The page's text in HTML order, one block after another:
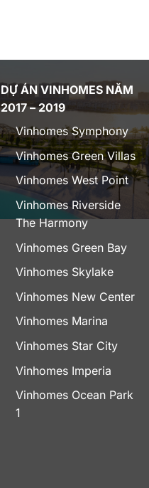
DỰ ÁN VINHOMES NĂM
2017 – 2019
Vinhomes Symphony
Vinhomes Green Villas
Vinhomes West Point
Vinhomes Riverside
The Harmony
Vinhomes Green Bay
Vinhomes Skylake
Vinhomes New Center
Vinhomes Marina
Vinhomes Star City
Vinhomes Imperia
Vinhomes Ocean Park
1